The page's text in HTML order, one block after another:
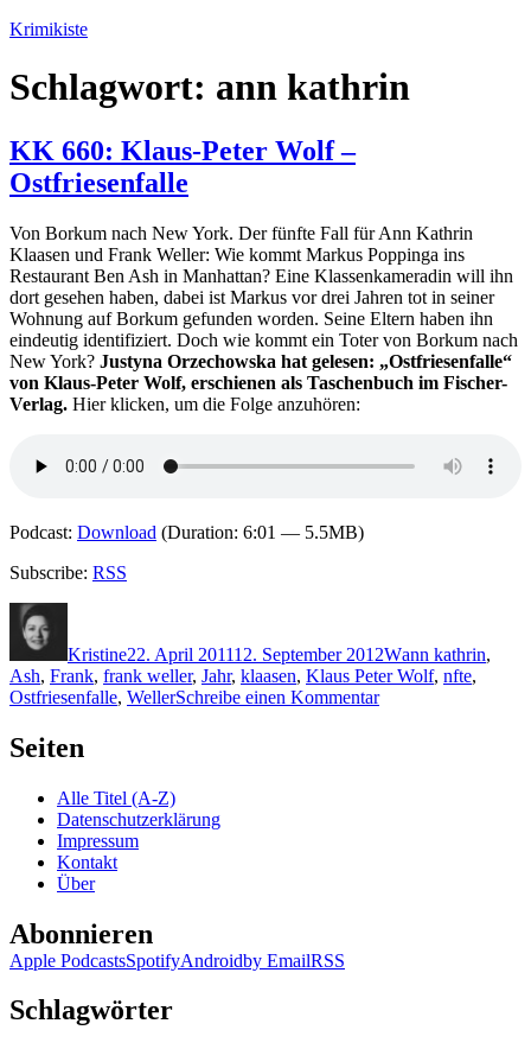
Zum
springen
Krimikiste
Schlagwort: ann kathrin
KK 660: Klaus-Peter Wolf –
Ostfriesenfalle
Von Borkum nach New York. Der fünfte Fall für Ann Kathrin
Klaasen und Frank Weller: Wie kommt Markus Poppinga ins
Restaurant Ben Ash in Manhattan? Eine Klassenkameradin will ihn
dort gesehen haben, dabei ist Markus vor drei Jahren tot in seiner
Wohnung auf Borkum gefunden worden. Seine Eltern haben ihn
eindeutig identifiziert. Doch wie kommt ein Toter von Borkum nach
New York? Justyna Orzechowska hat gelesen: „Ostfriesenfalle“
von Klaus-Peter Wolf, erschienen als Taschenbuch im Fischer-
Verlag. Hier klicken, um die Folge anzuhören:
Podcast: Download (Duration: 6:01 — 5.5MB)
Subscribe: RSS
Kristine22. April 201112. September 2012Wann kathrin,
Ash, Frank, frank weller, Jahr, klaasen, Klaus Peter Wolf, nfte,
Ostfriesenfalle, WellerSchreibe einen Kommentarzu
Seiten
Alle Titel (A-Z)
Datenschutzerklärung
Impressum
Kontakt
Über
Abonnieren
Apple PodcastsSpotifyAndroidby EmailRSS
Schlagwörter